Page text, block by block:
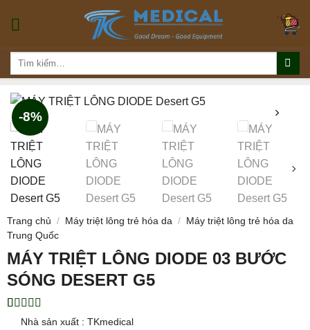
Tìm
-8%
Trang chủ / Máy triệt lông trẻ hóa da /
Máy triệt lông trẻ hóa da
Trung Quốc
MÁY TRIỆT LÔNG DIODE 03 BƯỚC
SÓNG DESERT G5
5.00trên 5
Nhà sản xuất : TKmedical